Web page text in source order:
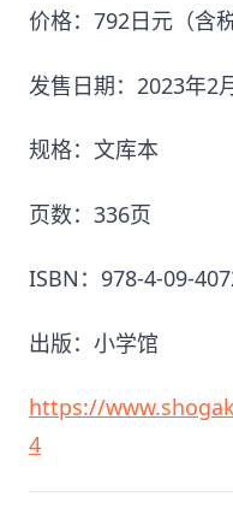
价格：792日元（含税
发售日期：2023年2
规格：文库本
页数：336页
ISBN：978-4-09-
出版：小学馆
https://
4